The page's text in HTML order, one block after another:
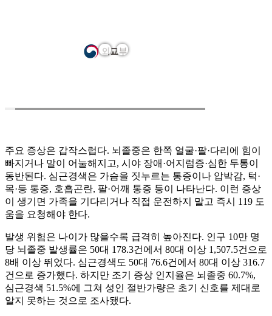
주요 증상은 갑작스럽다. 뇌졸중은 한쪽 얼굴·팔·다리에 힘이
빠지거나 말이 어눌해지고, 시야 장애·어지럼증·심한 두통이
동반된다. 심근경색은 가슴을 짓누르는 통증이나 압박감, 턱·
목·등 통증, 호흡곤란, 팔·어깨 통증 등이 나타난다. 이런 증상
이 생기면 가족을 기다리거나 직접 운전하지 말고 즉시 119 도
움을 요청해야 한다.
발생 위험은 나이가 많을수록 급격히 높아진다. 인구 10만 명
당 뇌졸중 발생률은 50대 178.3건에서 80대 이상 1,507.5건으로
8배 이상 뛰었다. 심근경색도 50대 76.6건에서 80대 이상 316.7
건으로 증가했다. 하지만 조기 증상 인지율은 뇌졸중 60.7%,
심근경색 51.5%에 그쳐 성인 절반가량은 초기 신호를 제대로
알지 못하는 것으로 조사됐다.